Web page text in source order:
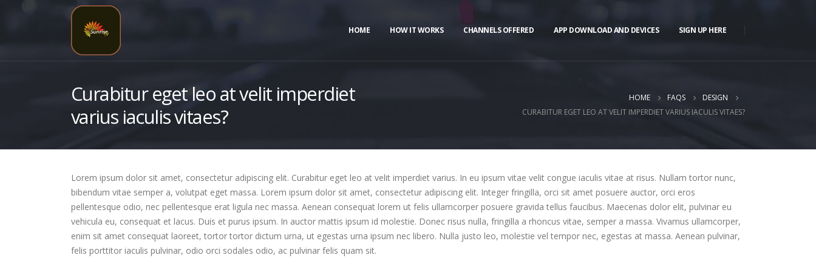
HOME HOW IT WORKS CHANNELS OFFERED APP DOWNLOAD AND DEVICES SIGN UP HERE
Curabitur eget leo at velit imperdiet
varius iaculis vitaes?
HOME FAQS
DESIGN
CURABITUR EGET LEO AT VELIT IMPERDIET VARIUS IACULIS VITAES?
Lorem ipsum dolor sit amet, consectetur adipiscing elit. Curabitur eget leo at velit imperdiet varius. In eu ipsum vitae velit congue iaculis vitae at risus. Nullam tortor nunc,
bibendum vitae semper a, volutpat eget massa. Lorem ipsum dolor sit amet, consectetur adipiscing elit. Integer fringilla, orci sit amet posuere auctor, orci eros
pellentesque odio, nec pellentesque erat ligula nec massa. Aenean consequat lorem ut felis ullamcorper posuere gravida tellus faucibus. Maecenas dolor elit, pulvinar eu
vehicula eu, consequat et lacus. Duis et purus ipsum. In auctor mattis ipsum id molestie. Donec risus nulla, fringilla a rhoncus vitae, semper a massa. Vivamus ullamcorper,
enim sit amet consequat laoreet, tortor tortor dictum urna, ut egestas urna ipsum nec libero. Nulla justo leo, molestie vel tempor nec, egestas at massa. Aenean pulvinar,
felis porttitor iaculis pulvinar, odio orci sodales odio, ac pulvinar felis quam sit.